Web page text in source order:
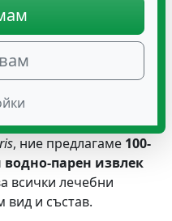
на природни
работа с
и фитотерапевти,
преди да създаде
който често
на билкови
действие на
, ние предлагаме 100-
парен извлек
всички лечебни
вид и състав.